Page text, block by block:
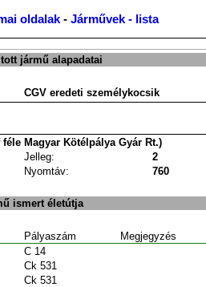
oldalak- Járművek - lista
jármű alapadatai
CGV eredeti személykocsik
Magyar Kötélpálya Gyár Rt.)
Jelleg:
2
Nyomtáv: 760
ismert életútja
Pályaszám
Megjegyzés
C 14
Ck 531
Ck 531